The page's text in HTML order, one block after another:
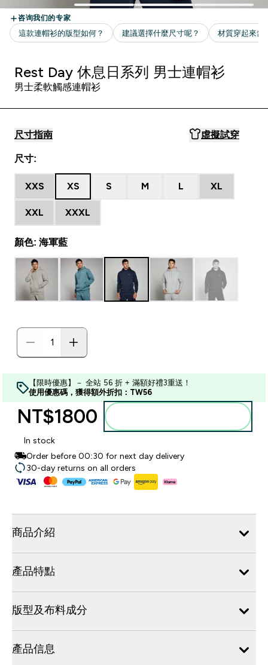
Rest Day 休息日系列 男士連帽衫
男士柔軟觸感連帽衫
尺寸指南 虛擬試穿
尺寸:
XXS XS S M L XL
XXL XXXL
顏色: 海軍藍
【限時優惠】－ 全站 56 折 + 滿額好禮3重送！
使用優惠碼，獲得額外折扣：TW56
NT$1800‎
In stock
Order before 00:30 for next day delivery
30-day returns on all orders
商品介紹
產品特點
版型及布料成分
產品信息